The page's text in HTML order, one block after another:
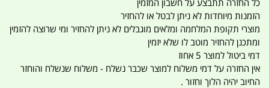
הזמנות מיוחדות לא ניתן לבטל או להחזיר
מוצרי תקופת המלחמה ומלאים מוגבלים לא ניתן להחזיר ומי שרוצה להזמין
ומתכנן להחזיר מוטב לו שלא יזמין
דמי ביטול למוצר 5 אחוז
אין החזרה על דמי משלוח למוצר שכבר נשלח - משלוח שנשלח והוחזר
החיוב יהיה הלוך וחזור .